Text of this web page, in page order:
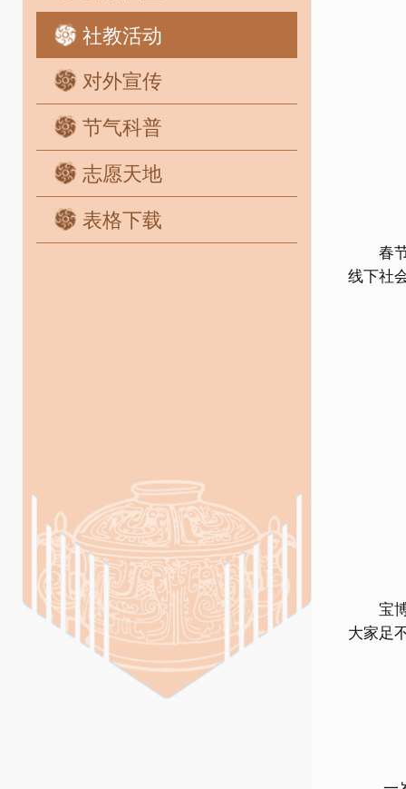
社教活动
对外宣传
节气科普
志愿天地
表格下载
春节
线下社
宝博
大家足